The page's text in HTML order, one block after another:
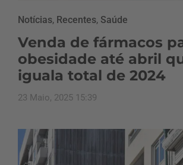
Notícias, Recentes, Saúde
Venda de fármacos
obesidade até abril
iguala total de 2024
23 Maio, 2025 15:39